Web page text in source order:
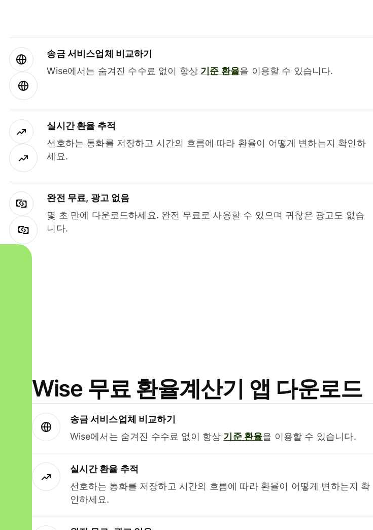
송금 서비스업체 비교하기
Wise에서는 숨겨진 수수료 없이 항상 기준 환율을 이용할 수 있습니다.
실시간 환율 추적
선호하는 통화를 저장하고 시간의 흐름에 따라 환율이 어떻게 변하는지 확인하
세요.
완전 무료, 광고 없음
몇 초 만에 다운로드하세요. 완전 무료로 사용할 수 있으며 귀찮은 광고도 없습
니다.
Wise 무료 환율계산기 앱 다운로드
송금 서비스업체 비교하기
Wise에서는 숨겨진 수수료 없이 항상 기준 환율을 이용할 수 있습니다.
실시간 환율 추적
선호하는 통화를 저장하고 시간의 흐름에 따라 환율이 어떻게 변하는지 확
인하세요.